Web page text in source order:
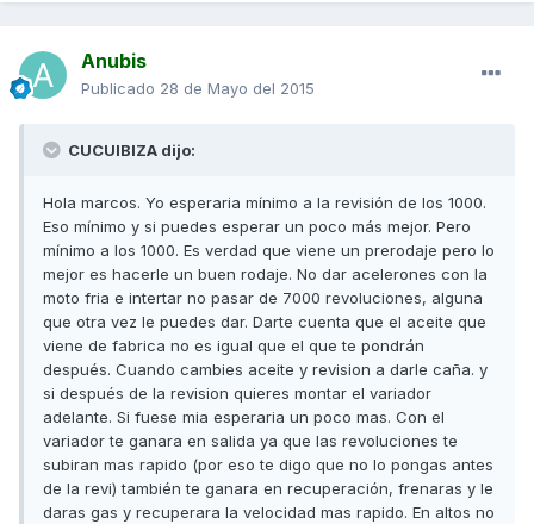
Anubis
Publicado 28 de Mayo del 2015
CUCUIBIZA dijo:
Hola marcos. Yo esperaria mínimo a la revisión de los 1000.
Eso mínimo y si puedes esperar un poco más mejor. Pero
mínimo a los 1000. Es verdad que viene un prerodaje pero lo
mejor es hacerle un buen rodaje. No dar acelerones con la
moto fria e intertar no pasar de 7000 revoluciones, alguna
que otra vez le puedes dar. Darte cuenta que el aceite que
viene de fabrica no es igual que el que te pondrán
después. Cuando cambies aceite y revision a darle caña. y
si después de la revision quieres montar el variador
adelante. Si fuese mia esperaria un poco mas. Con el
variador te ganara en salida ya que las revoluciones te
subiran mas rapido (por eso te digo que no lo pongas antes
de la revi) también te ganara en recuperación, frenaras y le
daras gas y recuperara la velocidad mas rapido. En altos no